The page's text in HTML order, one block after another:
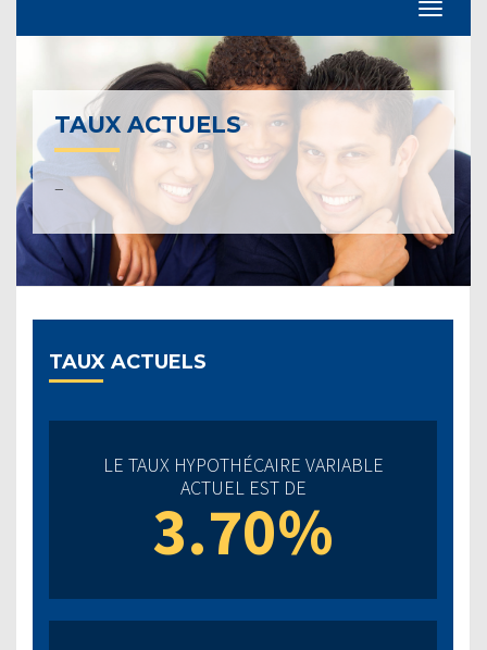
TAUX ACTUELS
–
TAUX ACTUELS
LE TAUX HYPOTHÉCAIRE VARIABLE
ACTUEL EST DE
3.70%